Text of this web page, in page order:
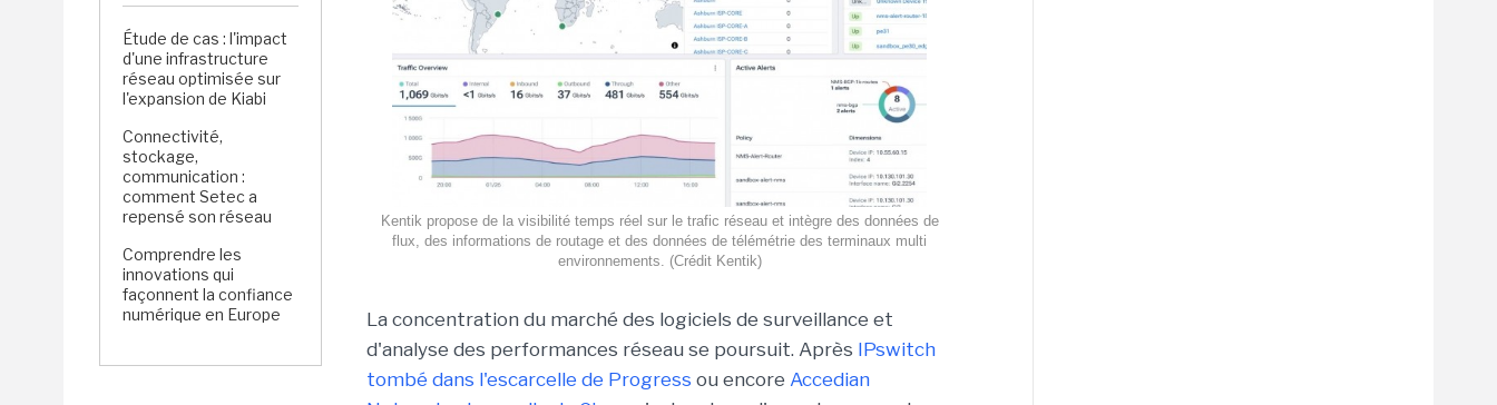
Étude de cas : l'impact
d'une infrastructure
réseau optimisée sur
l'expansion de Kiabi
Connectivité,
stockage,
communication :
comment Setec a
repensé son réseau
Comprendre les
innovations qui
façonnent la confiance
numérique en Europe
Kentik propose de la visibilité temps réel sur le trafic réseau et intègre des données de
flux, des informations de routage et des données de télémétrie des terminaux multi
environnements. (Crédit Kentik)
La concentration du marché des logiciels de surveillance et
d'analyse des performances réseau se poursuit. Après IPswitch
tombé dans l'escarcelle de Progress ou encore Accedian